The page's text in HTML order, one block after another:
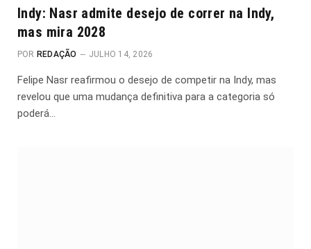
Indy: Nasr admite desejo de correr na Indy,
mas mira 2028
POR REDAÇÃO JULHO 14, 2026
Felipe Nasr reafirmou o desejo de competir na Indy, mas
revelou que uma mudança definitiva para a categoria só
poderá…